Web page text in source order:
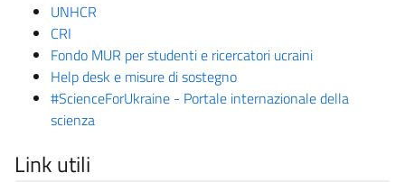
UNHCR
CRI
Fondo MUR per studenti e ricercatori ucraini
Help desk e misure di sostegno
#ScienceForUkraine - Portale internazionale della
scienza
Link utili